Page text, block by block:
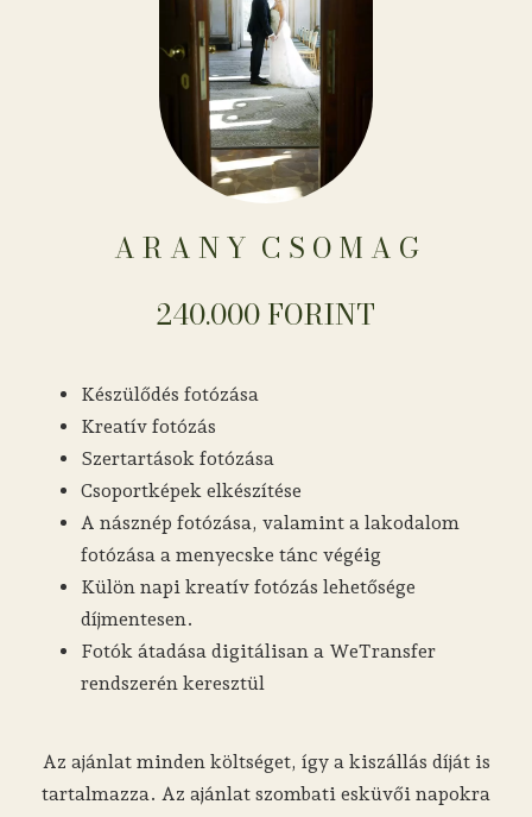
A R A N Y ​​​​​​​​​​​​​​​​​​ C S O M A G
240.000 FORINT
Készülődés fotózása
Kreatív fotózás
Szertartások fotózása
Csoportképek elkészítése
A násznép fotózása, valamint a lakodalom
fotózása a menyecske tánc végéig
Külön napi kreatív fotózás lehetősége
díjmentesen.
Fotók átadása digitálisan a WeTransfer
rendszerén keresztül
Az ajánlat minden költséget, így a kiszállás díját is
tartalmazza. Az ajánlat szombati esküvői napokra